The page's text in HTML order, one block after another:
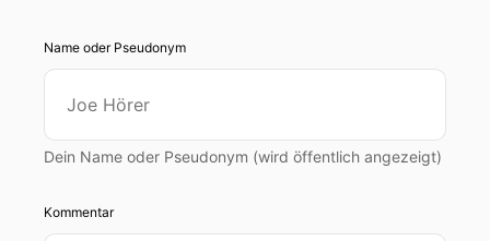
Name oder Pseudonym
Dein Name oder Pseudonym (wird öffentlich angezeigt)
Kommentar